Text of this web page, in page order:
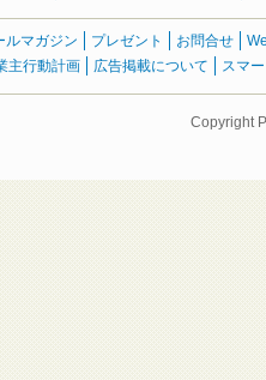
ルマガジン プレゼント お問合せ
主行動計画 広告掲載について スマ
Copyright